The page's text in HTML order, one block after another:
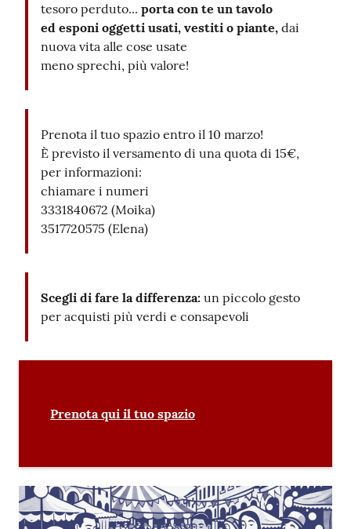
Seguici
tesoro perduto... porta con te un tavolo
ed esponi oggetti usati, vestiti o piante, dai
nuova vita alle cose usate
meno sprechi, più valore!
Prenota il tuo spazio entro il 10 marzo!
È previsto il versamento di una quota di 15€,
per informazioni:
chiamare i numeri
3331840672 (Moika)
3517720575 (Elena)
Scegli di fare la differenza: un piccolo gesto
per acquisti più verdi e consapevoli
Prenota qui il tuo spazio